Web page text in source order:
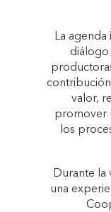
La
diálogo
valor,
promover
los
Durante la
una